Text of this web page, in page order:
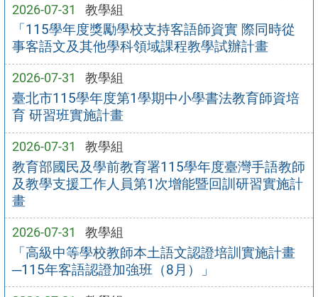
2026-07-31 教學組
「115學年度獎勵學校支持客語師資實 際同時從
事客語文及其他學科領域課程教學試辦計畫
2026-07-31 教學組
臺北市115學年度第1學期中小學書法教育師資培
育 研習班實施計畫
2026-07-31 教學組
教育部國民及學前教育署115學年度臺灣手語教師
及教學支援工作人員第1次增能暨回訓研習實施計
畫
2026-07-31 教學組
「高級中等學校教師本土語文認證培訓實施計畫
─115年客語認證加強班（8月）」